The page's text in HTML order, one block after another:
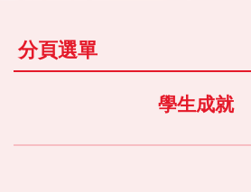
分頁選單
學生成就